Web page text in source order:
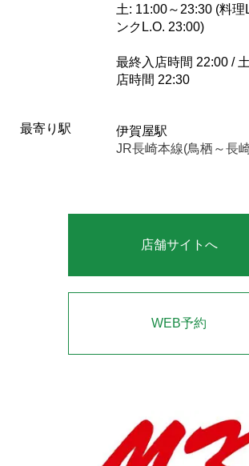
土: 11:00～23:30 (料理
ンクL.O. 23:00)
最終入店時間 22:00 /
店時間 22:30
最寄り駅
伊賀屋駅
JR長崎本線(鳥栖～長
店舗サイトへ
WEB予約